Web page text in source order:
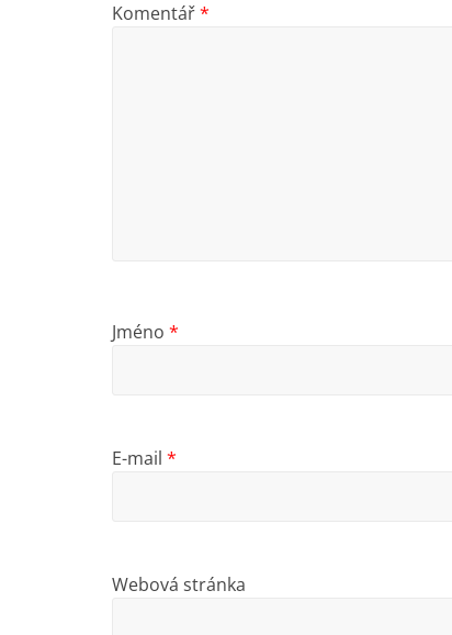
Komentář*
Jméno *
E-mail *
Webová stránka